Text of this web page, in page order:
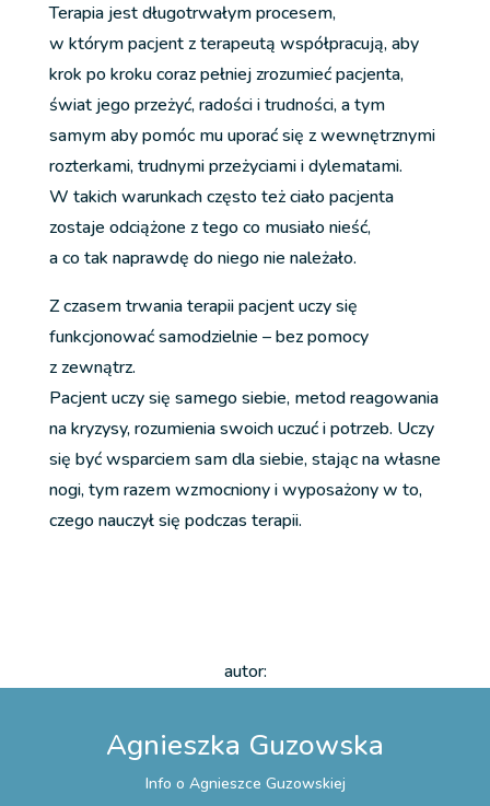
Terapia jest długotrwałym procesem,
w którym pacjent z terapeutą współpracują, aby
krok po kroku coraz pełniej zrozumieć pacjenta,
świat jego przeżyć, radości i trudności, a tym
samym aby pomóc mu uporać się z wewnętrznymi
rozterkami, trudnymi przeżyciami i dylematami.
W takich warunkach często też ciało pacjenta
zostaje odciążone z tego co musiało nieść,
a co tak naprawdę do niego nie należało.
Z czasem trwania terapii pacjent uczy się
funkcjonować samodzielnie – bez pomocy
z zewnątrz.
Pacjent uczy się samego siebie, metod reagowania
na kryzysy, rozumienia swoich uczuć i potrzeb. Uczy
się być wsparciem sam dla siebie, stając na własne
nogi, tym razem wzmocniony i wyposażony w to,
czego nauczył się podczas terapii.
autor:
Agnieszka Guzowska
Info o Agnieszce Guzowskiej